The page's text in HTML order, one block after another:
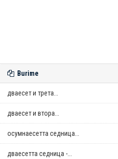
Burime
дваесет и трета...
дваесет и втора...
осумнaесетта седница...
дваесетта седница -...